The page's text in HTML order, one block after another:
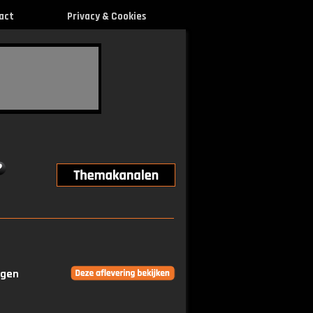
Privacy & Cookies